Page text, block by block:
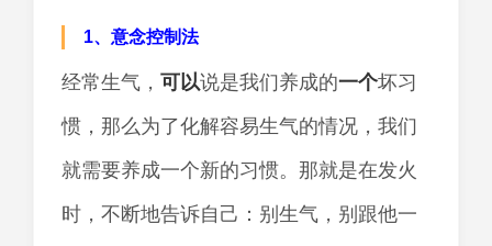
1、意念控制法
经常生气， 可以说是我们养成的一个坏习
惯，那么为了化解容易生气的情况，我们
就需要养成一个新的习惯。那就是在发火
时，不断地告诉自己：别生气，别跟他一